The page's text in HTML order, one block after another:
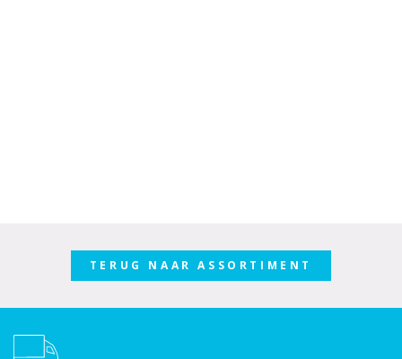
TERUG NAAR ASSORTIMENT